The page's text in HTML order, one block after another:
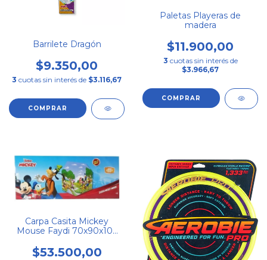
Barrilete Dragón
$9.350,00
3 cuotas sin interés de $3.116,67
Paletas Playeras de
madera
$11.900,00
3 cuotas sin interés de
$3.966,67
Carpa Casita Mickey
Mouse Faydi 70x90x102
$53.500,00